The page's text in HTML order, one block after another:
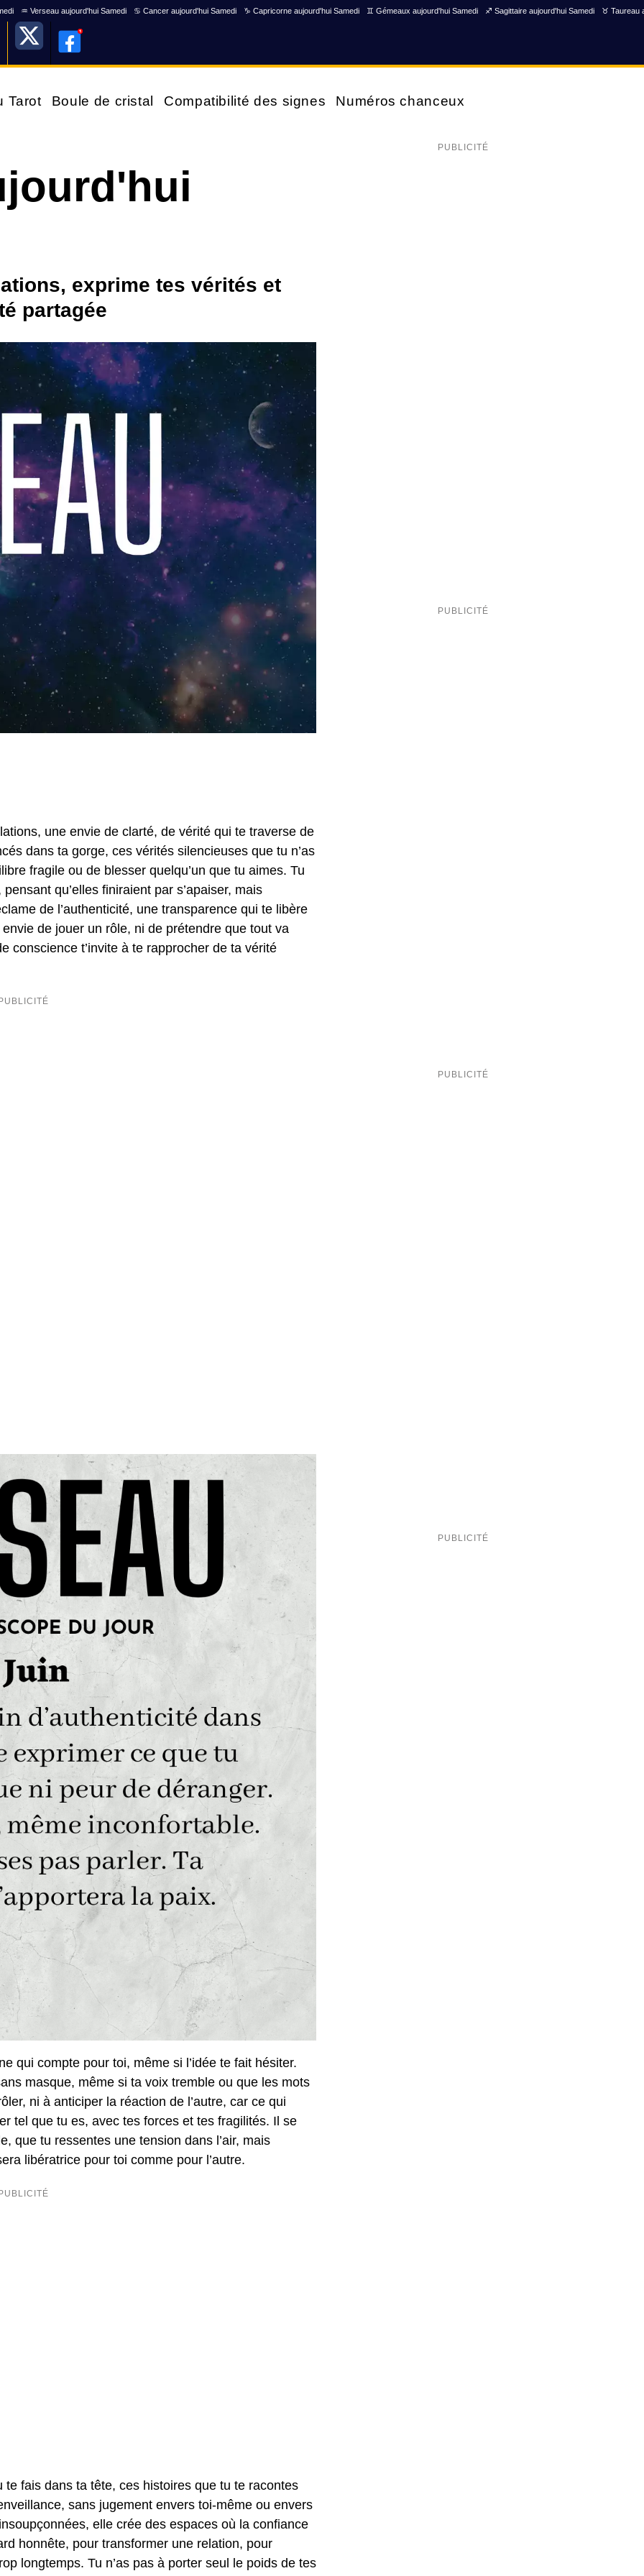
♒ Verseau aujourd'hui Samedi ♋ Cancer aujourd'hui Samedi ♑ Capricorne aujourd'hui Samedi ♊ Gémeaux aujourd'hui Samedi ♐ Sagittaire aujourd'hui Samedi ♉ Taureau
Tarot Boule de cristal Compatibilité des signes Numéros chanceux
exprime tes vérités et
partagée
une envie de clarté, de vérité qui te traverse de
dans ta gorge, ces vérités silencieuses que tu n’as
fragile ou de blesser quelqu’un que tu aimes. Tu
qu’elles finiraient par s’apaiser, mais
de l’authenticité, une transparence qui te libère
de jouer un rôle, ni de prétendre que tout va
conscience t’invite à te rapprocher de ta vérité
qui compte pour toi, même si l’idée te fait hésiter.
masque, même si ta voix tremble ou que les mots
ni à anticiper la réaction de l’autre, car ce qui
tel que tu es, avec tes forces et tes fragilités. Il se
que tu ressentes une tension dans l’air, mais
libératrice pour toi comme pour l’autre.
fais dans ta tête, ces histoires que tu te racontes
sans jugement envers toi-même ou envers
elle crée des espaces où la confiance
honnête, pour transformer une relation, pour
longtemps. Tu n’as pas à porter seul le poids de tes